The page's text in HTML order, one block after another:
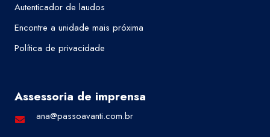
Autenticador de laudos
Encontre a unidade mais próxima
Política de privacidade
Assessoria de imprensa
ana@passoavanti.com.br